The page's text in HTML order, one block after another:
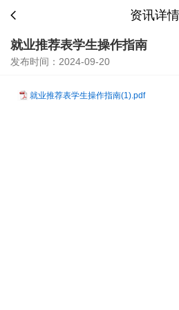
资讯详情
就业推荐表学生操作指南
发布时间：2024-09-20
就业推荐表学生操作指南(1).pdf